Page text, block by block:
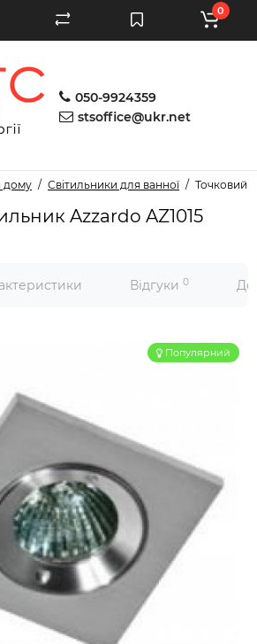
050-9924359
stsoffice@ukr.net
0
дому Світильники для ванної Точковий
Azzardo AZ1015
Відгуки 0
Популярний